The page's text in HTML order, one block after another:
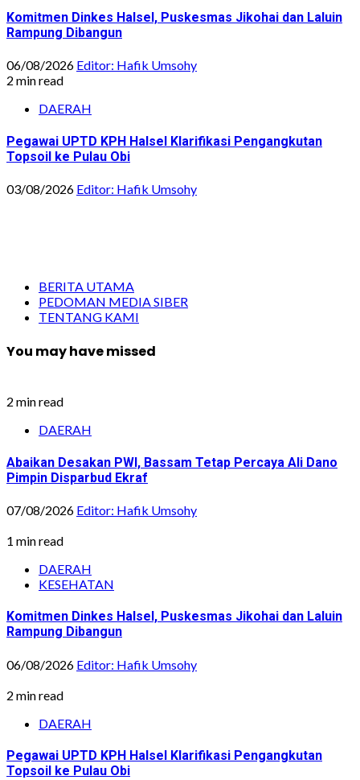
Komitmen Dinkes Halsel, Puskesmas Jikohai dan Laluin
Rampung Dibangun
06/08/2026 Editor: Hafik Umsohy
2 min read
DAERAH
Pegawai UPTD KPH Halsel Klarifikasi Pengangkutan
Topsoil ke Pulau Obi
03/08/2026 Editor: Hafik Umsohy
BERITA UTAMA
PEDOMAN MEDIA SIBER
TENTANG KAMI
You may have missed
2 min read
DAERAH
Abaikan Desakan PWI, Bassam Tetap Percaya Ali Dano
Pimpin Disparbud Ekraf
07/08/2026 Editor: Hafik Umsohy
1 min read
DAERAH
KESEHATAN
Komitmen Dinkes Halsel, Puskesmas Jikohai dan Laluin
Rampung Dibangun
06/08/2026 Editor: Hafik Umsohy
2 min read
DAERAH
Pegawai UPTD KPH Halsel Klarifikasi Pengangkutan
Topsoil ke Pulau Obi